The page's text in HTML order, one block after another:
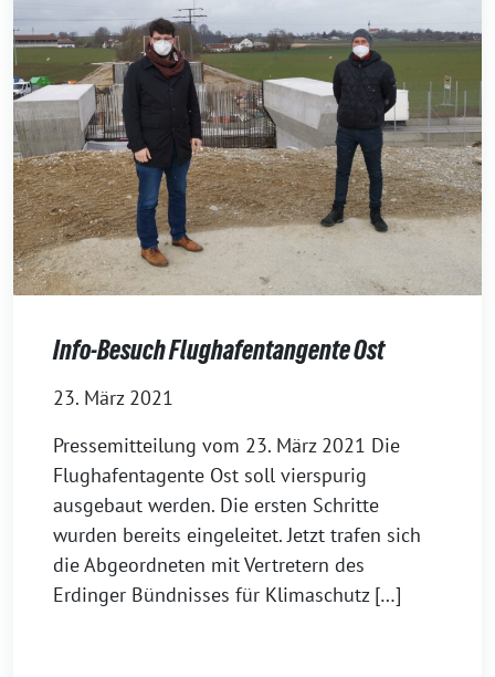
Info-Besuch Flughafentangente Ost
23. März 2021
Pressemitteilung vom 23. März 2021 Die
Flughafentagente Ost soll vierspurig
ausgebaut werden. Die ersten Schritte
wurden bereits eingeleitet. Jetzt trafen sich
die Abgeordneten mit Vertretern des
Erdinger Bündnisses für Klimaschutz […]